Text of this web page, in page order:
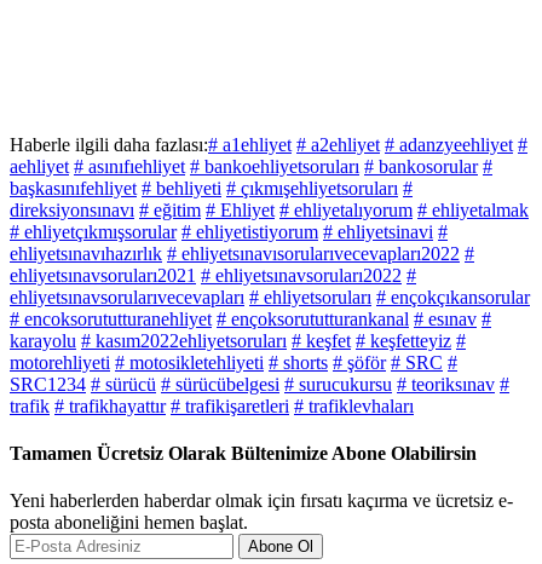
Haberle ilgili daha fazlası:# a1ehliyet # a2ehliyet # adanzyeehliyet #
aehliyet # asınıfıehliyet # bankoehliyetsoruları # bankosorular #
başkasınıfehliyet # behliyeti # çıkmışehliyetsoruları #
direksiyonsınavı # eğitim # Ehliyet # ehliyetalıyorum # ehliyetalmak
# ehliyetçıkmışsorular # ehliyetistiyorum # ehliyetsinavi #
ehliyetsınavıhazırlık # ehliyetsınavısorularıvecevapları2022 #
ehliyetsınavsoruları2021 # ehliyetsınavsoruları2022 #
ehliyetsınavsorularıvecevapları # ehliyetsoruları # ençokçıkansorular
# encoksorututturanehliyet # ençoksorututturankanal # esınav #
karayolu # kasım2022ehliyetsoruları # keşfet # keşfetteyiz #
motorehliyeti # motosikletehliyeti # shorts # şöför # SRC #
SRC1234 # sürücü # sürücübelgesi # surucukursu # teoriksınav #
trafik # trafikhayattır # trafikişaretleri # trafiklevhaları
Tamamen Ücretsiz Olarak Bültenimize Abone Olabilirsin
Yeni haberlerden haberdar olmak için fırsatı kaçırma ve ücretsiz e-
posta aboneliğini hemen başlat.
Abone Ol